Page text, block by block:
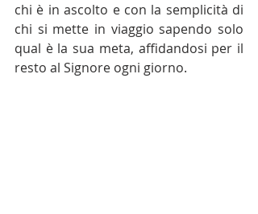
chi è in ascolto e con la semplicità di
chi si mette in viaggio sapendo solo
qual è la sua meta, affidandosi per il
resto al Signore ogni giorno.